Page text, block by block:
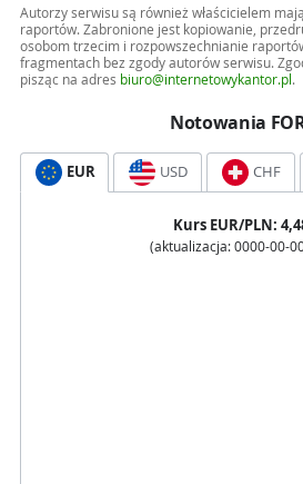
Autorzy serwisu są również właścicielem
raportów. Zabronione jest kopiowanie,
osobom trzecim i rozpowszechnianie
fragmentach bez zgody autorów serwisu.
pisząc na adres biuro@internetowykantor.pl .
Notowania
EUR USD CHF
Kurs EUR/PLN:
(aktualizacja: 0000-00-